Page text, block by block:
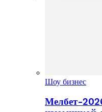
Шоу бизнес
Мелбет-